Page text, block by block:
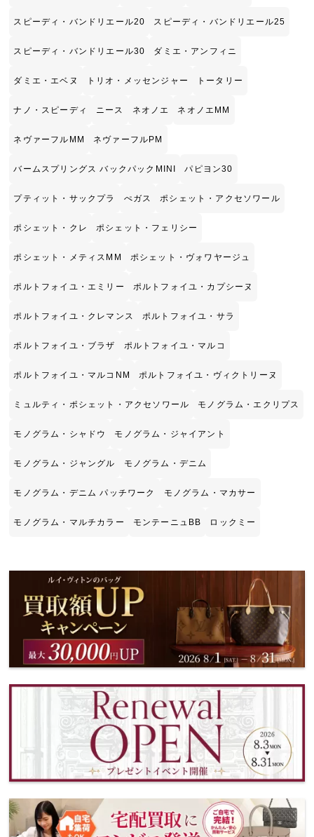
スピーディ・バンドリエール20 スピーディ・バンドリエール25
スピーディ・バンドリエール30 ダミエ・アンフィニ
ダミエ・エベヌ トリオ・メッセンジャー トータリー
ナノ・スピーディ ニース ネオノエ ネオノエMM
ネヴァーフルMM ネヴァーフルPM
バームスプリングス バックパックMINI パピヨン30
プティット・サックプラ ぺガス ポシェット・アクセソワール
ポシェット・クレ ポシェット・フェリシー
ポシェット・メティスMM ポシェット・ヴォワヤージュ
ポルトフォイユ・エミリー ポルトフォイユ・カプシーヌ
ポルトフォイユ・クレマンス ポルトフォイユ・サラ
ポルトフォイユ・ブラザ ポルトフォイユ・マルコ
ポルトフォイユ・マルコNM ポルトフォイユ・ヴィクトリーヌ
ミュルティ・ポシェット・アクセソワール モノグラム・エクリプス
モノグラム・シャドウ モノグラム・ジャイアント
モノグラム・ジャングル モノグラム・デニム
モノグラム・デニム パッチワーク モノグラム・マカサー
モノグラム・マルチカラー モンテーニュBB ロックミー